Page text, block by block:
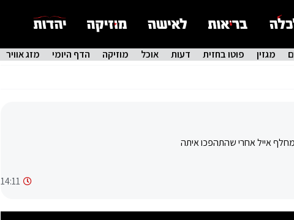
מגזין פוטו בחזית דעות אוכל מוזיקה הדף היומי מזג אוויר
אייל אחרי שהתהפכו איתה
14:11